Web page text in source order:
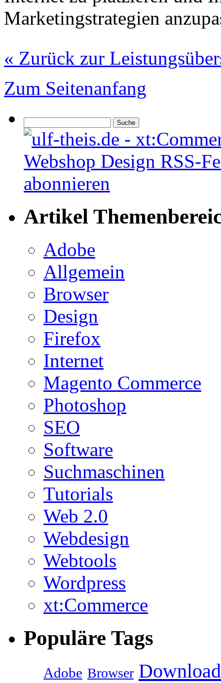
Marketingstrategien
« Zurück zur
Zum Seitenanfang
Artikel
Adobe
Allgemein
Browser
Design
Firefox
Internet
Magento Commerce
Photoshop
SEO
Software
Suchmaschinen
Tutorials
Web 2.0
Webdesign
Webtools
Wordpress
xt:Commerce
Populäre Tags
Adobe Browser Download